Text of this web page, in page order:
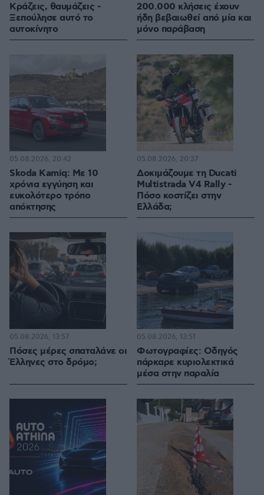
Κράζεις, θαυμάζεις -
Ξεπούλησε αυτό το
αυτοκίνητο
200.000 κλήσεις έχουν
ήδη βεβαιωθεί από μία και
μόνο παράβαση
Skoda Kamiq: Με 10
χρόνια εγγύηση και
ευκολότερο τρόπο
απόκτησης
05.08.2026, 20:42
Δοκιμάζουμε τη Ducati
Multistrada V4 Rally -
Πόσο κοστίζει στην
Ελλάδα;
05.08.2026, 20:37
Πόσες μέρες σπαταλάνε οι
Έλληνες στο δρόμο;
05.08.2026, 13:57
Φωτογραφίες: Οδηγός
πάρκαρε κυριολεκτικά
μέσα στην παραλία
05.08.2026, 13:51